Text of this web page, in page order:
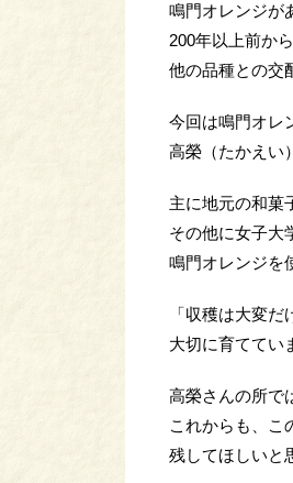
鳴門オレンジが
200年以上前か
他の品種との交
今回は鳴門オレ
高榮（たかえい
主に地元の和菓
その他に女子大
鳴門オレンジを
「収穫は大変
大切に育ててい
高榮さんの所で
これからも、こ
残してほしいと